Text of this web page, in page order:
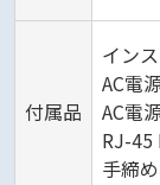
付属品
イン
AC電
AC電
RJ-45
手締